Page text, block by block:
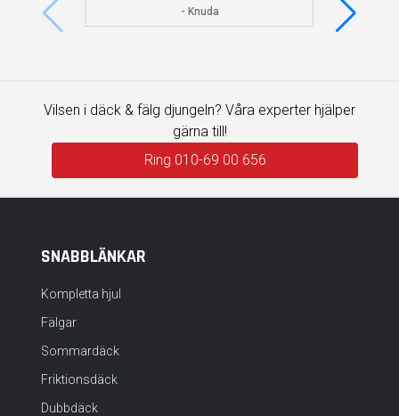
- Knuda
Vilsen i däck & fälg djungeln? Våra experter hjälper
gärna till!
Ring 010-69 00 656
SNABBLÄNKAR
Kompletta hjul
Fälgar
Sommardäck
Friktionsdäck
Dubbdäck